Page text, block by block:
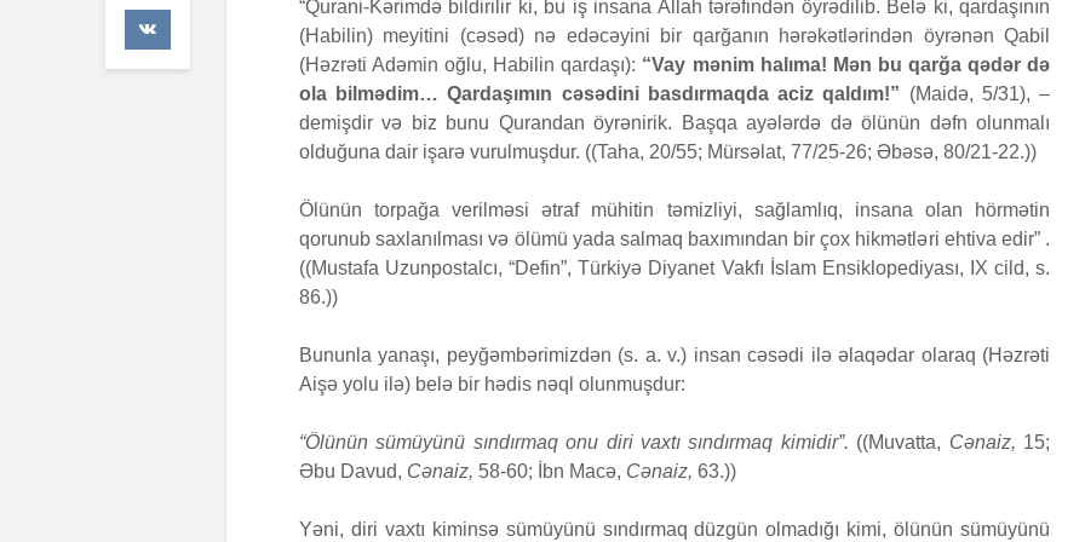
“Qurani-Kərimdə bildirilir ki, bu iş insana Allah tərəfindən öyrədilib. Belə ki, qardaşının
(Habilin) meyitini (cəsəd) nə edəcəyini bir qarğanın hərəkətlərindən öyrənən Qabil
(Həzrəti Adəmin oğlu, Habilin qardaşı): “Vay mənim halıma! Mən bu qarğa qədər də
ola bilmədim… Qardaşımın cəsədini basdırmaqda aciz qaldım!” (Maidə, 5/31), –
demişdir və biz bunu Qurandan öyrənirik. Başqa ayələrdə də ölünün dəfn olunmalı
olduğuna dair işarə vurulmuşdur. ((Taha, 20/55; Mürsəlat, 77/25-26; Əbəsə, 80/21-22.))
Ölünün torpağa verilməsi ətraf mühitin təmizliyi, sağlamlıq, insana olan hörmətin
qorunub saxlanılması və ölümü yada salmaq baxımından bir çox hikmətləri ehtiva edir” .
((Mustafa Uzunpostalcı, “Defin”, Türkiyə Diyanet Vakfı İslam Ensiklopediyası, IX cild, s.
86.))
Bununla yanaşı, peyğəmbərimizdən (s. a. v.) insan cəsədi ilə əlaqədar olaraq (Həzrəti
Aişə yolu ilə) belə bir hədis nəql olunmuşdur:
“Ölünün sümüyünü sındırmaq onu diri vaxtı sındırmaq kimidir”. ((Muvatta, Cənaiz, 15;
Əbu Davud, Cənaiz, 58-60; İbn Macə, Cənaiz, 63.))
Yəni, diri vaxtı kiminsə sümüyünü sındırmaq düzgün olmadığı kimi, ölünün sümüyünü
Faiz nədir?
7 İyul 2026 52 Baxış
AŞURA BARƏDƏ
48 Baxış
Səcdə surəsi
12 İyun 2026
81 Baxış
Bir işə, şirkətə pul
olmazmı?
5 İyun 2026
37 Baxış
27 İyul
32 Baxış
Fatir